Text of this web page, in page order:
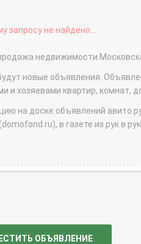
не найдено...
недвижимости
новые объявления.
хозяевами квартир, комнат,
на доске объявлений
в газете из рук в
ОБЪЯВЛЕНИЕ